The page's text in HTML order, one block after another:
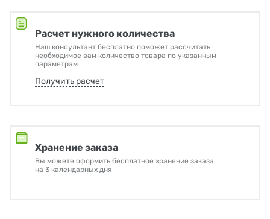
Расчет нужного количества
Наш консультант бесплатно поможет рассчитать
необходимое вам количество товара по указанным
параметрам
Получить расчет
Хранение заказа
Вы можете оформить бесплатное хранение заказа
на 3 календарных дня